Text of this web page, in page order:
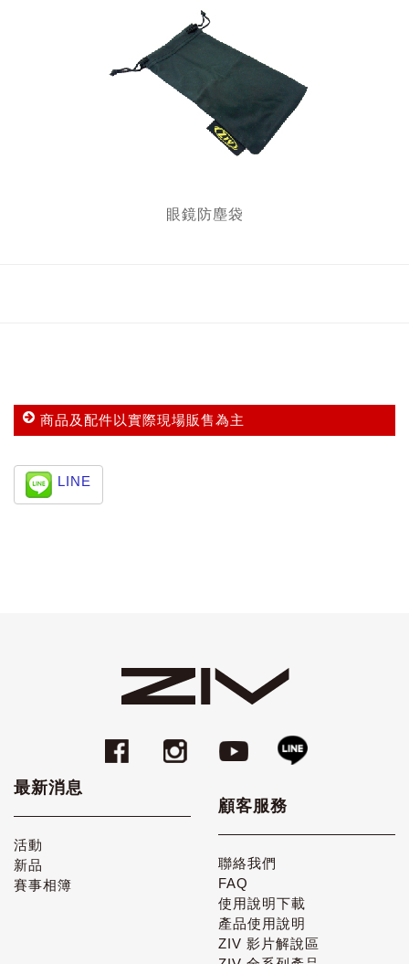
眼鏡防塵袋
商品及配件以實際現場販售為主
LINE
最新消息
活動
新品
賽事相簿
顧客服務
聯絡我們
FAQ
使用說明下載
產品使用說明
ZIV 影片解說區